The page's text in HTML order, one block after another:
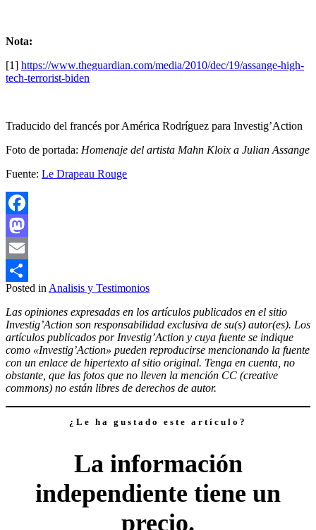
Nota:
[1] https://www.theguardian.com/media/2010/dec/19/assange-high-
tech-terrorist-biden
Traducido del francés por América Rodríguez para Investig’Action
Foto de portada: Homenaje del artista Mahn Kloix a Julian Assange
Fuente: Le Drapeau Rouge
Facebook
Mastodon
Email
Compartir
Posted in Analisis y Testimonios
Las opiniones expresadas en los artículos publicados en el sitio
Investig’Action son responsabilidad exclusiva de su(s) autor(es). Los
artículos publicados por Investig’Action y cuya fuente se indique
como «Investig’Action» pueden reproducirse mencionando la fuente
con un enlace de hipertexto al sitio original. Tenga en cuenta, no
obstante, que las fotos que no lleven la mención CC (creative
commons) no están libres de derechos de autor.
¿Le ha gustado este artículo?
La información
independiente tiene un
precio.